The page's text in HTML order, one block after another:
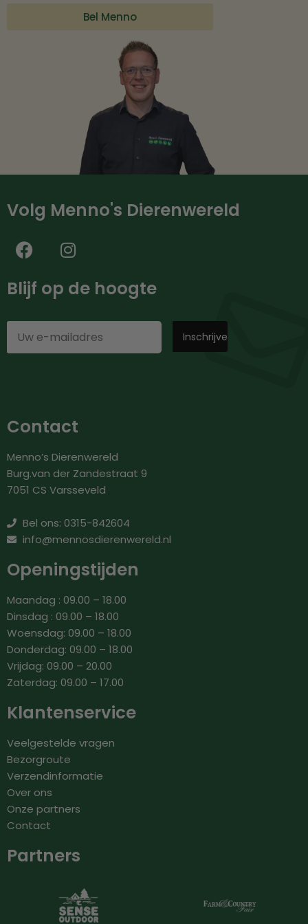
Bel Menno
Volg Menno's Dierenwereld
Blijf op de hoogte
Contact
Menno’s Dierenwereld
Burg.van der Zandestraat 9
7051 CS Varsseveld
Bel ons: 0315-842604
info@mennosdierenwereld.nl
Openingstijden
Maandag : 09.00 – 18.00
Dinsdag : 09.00 – 18.00
Woensdag: 09.00 – 18.00
Donderdag: 09.00 – 18.00
Vrijdag: 09.00 – 20.00
Zaterdag: 09.00 – 17.00
Klantenservice
Veelgestelde vragen
Bezorgroute
Verzendinformatie
Over ons
Onze partners
Contact
Partners